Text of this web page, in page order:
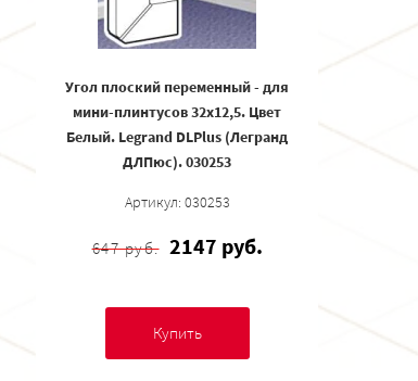
Угол плоский переменный - для
мини-плинтусов 32x12,5. Цвет
Белый. Legrand DLPlus (Легранд
ДЛПюс). 030253
Артикул: 030253
647 руб. 2147 руб.
Купить